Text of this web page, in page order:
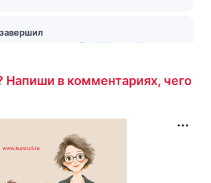
произведению «Граф Монте-Кристо»
Напиши в комментариях, чего